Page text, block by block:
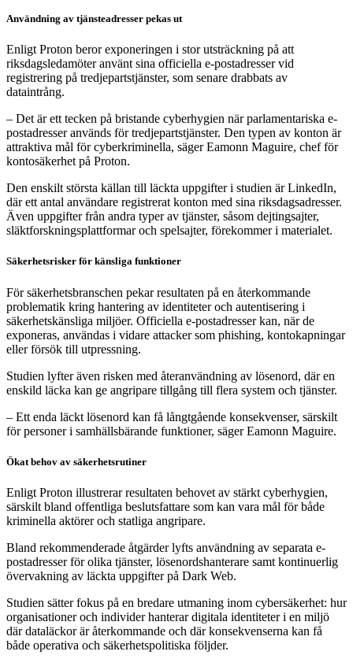
Användning av tjänsteadresser pekas ut
Enligt Proton beror exponeringen i stor utsträckning på att
riksdagsledamöter använt sina officiella e-postadresser vid
registrering på tredjepartstjänster, som senare drabbats av
dataintrång.
– Det är ett tecken på bristande cyberhygien när parlamentariska e-
postadresser används för tredjepartstjänster. Den typen av konton är
attraktiva mål för cyberkriminella, säger Eamonn Maguire, chef för
kontosäkerhet på Proton.
Den enskilt största källan till läckta uppgifter i studien ärLinkedIn,
där ett antal användare registrerat konton med sina riksdagsadresser.
Även uppgifter från andra typer av tjänster, såsom dejtingsajter,
släktforskningsplattformar och spelsajter, förekommer i materialet.
Säkerhetsrisker för känsliga funktioner
För säkerhetsbranschen pekar resultaten på en återkommande
problematik kring hantering av identiteter och autentisering i
säkerhetskänsliga miljöer. Officiella e-postadresser kan, när de
exponeras, användas i vidare attacker som phishing, kontokapningar
eller försök till utpressning.
Studien lyfter även risken med återanvändning av lösenord, där en
enskild läcka kan ge angripare tillgång till flera system och tjänster.
– Ett enda läckt lösenord kan få långtgående konsekvenser, särskilt
för personer i samhällsbärande funktioner, säger Eamonn Maguire.
Ökat behov av säkerhetsrutiner
Enligt Proton illustrerar resultaten behovet av stärkt cyberhygien,
särskilt bland offentliga beslutsfattare som kan vara mål för både
kriminella aktörer och statliga angripare.
Bland rekommenderade åtgärder lyfts användning av separata e-
postadresser för olika tjänster, lösenordshanterare samt kontinuerlig
övervakning av läckta uppgifter på Dark Web.
Studien sätter fokus på en bredare utmaning inom cybersäkerhet: hur
organisationer och individer hanterar digitala identiteter i en miljö
där dataläckor är återkommande och där konsekvenserna kan få
både operativa och säkerhetspolitiska följder.